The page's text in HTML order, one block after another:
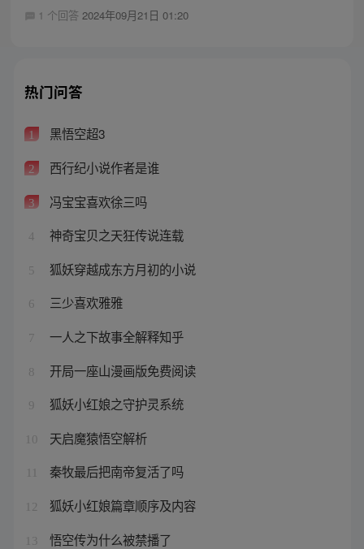
1 个回答 2024年09月21日 01:20
热门问答
1 黑悟空超3
2 西行纪小说作者是谁
3 冯宝宝喜欢徐三吗
4 神奇宝贝之天狂传说连载
5 狐妖穿越成东方月初的小说
6 三少喜欢雅雅
7 一人之下故事全解释知乎
8 开局一座山漫画版免费阅读
9 狐妖小红娘之守护灵系统
10 天启魔猿悟空解析
秦牧最后把南帝复活了吗
12 狐妖小红娘篇章顺序及内容
13 悟空传为什么被禁播了